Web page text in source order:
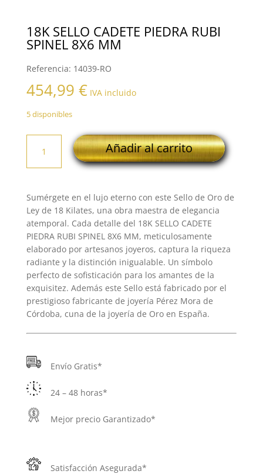
18K SELLO CADETE PIEDRA RUBI
SPINEL 8X6 MM
Referencia: 14039-RO
454,99 € IVA incluido
5 disponibles
SELLO
CADETE
SPINEL
8X6
cantidad
Añadir al carrito
Sumérgete en el lujo eterno con este Sello de Oro de
Ley de 18 Kilates, una obra maestra de elegancia
atemporal. Cada detalle del 18K SELLO CADETE
PIEDRA RUBI SPINEL 8X6 MM, meticulosamente
elaborado por artesanos joyeros, captura la riqueza
radiante y la distinción inigualable. Un símbolo
perfecto de sofisticación para los amantes de la
exquisitez. Además este Sello está fabricado por el
prestigioso fabricante de joyería Pérez Mora de
Córdoba, cuna de la joyería de Oro en España.
Envío Gratis*
24 – 48 horas*
Mejor precio Garantizado*
Satisfacción Asegurada*